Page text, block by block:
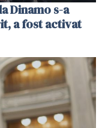
Dinamo s-a
a fost activat